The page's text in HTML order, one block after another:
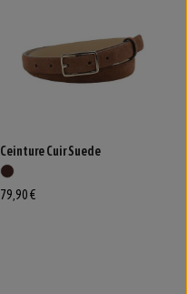
Ceinture Cuir Suede
79,90 €